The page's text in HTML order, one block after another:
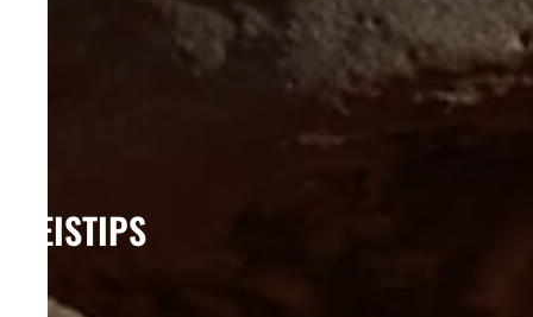
REISTIPS